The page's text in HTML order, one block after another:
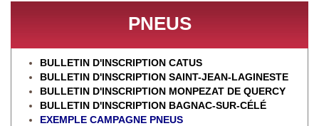
PNEUS
BULLETIN D'INSCRIPTION CATUS
BULLETIN D'INSCRIPTION SAINT-JEAN-LAGINESTE
BULLETIN D'INSCRIPTION MONPEZAT DE QUERCY
BULLETIN D'INSCRIPTION BAGNAC-SUR-CÉLÉ
EXEMPLE CAMPAGNE PNEUS